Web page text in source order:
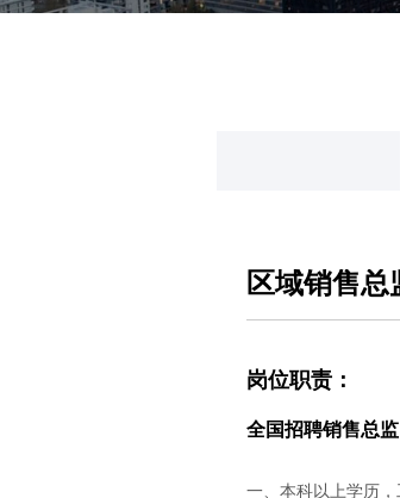
区域销售总
岗位职责：
全国招聘销售总监
一、本科以上学历，